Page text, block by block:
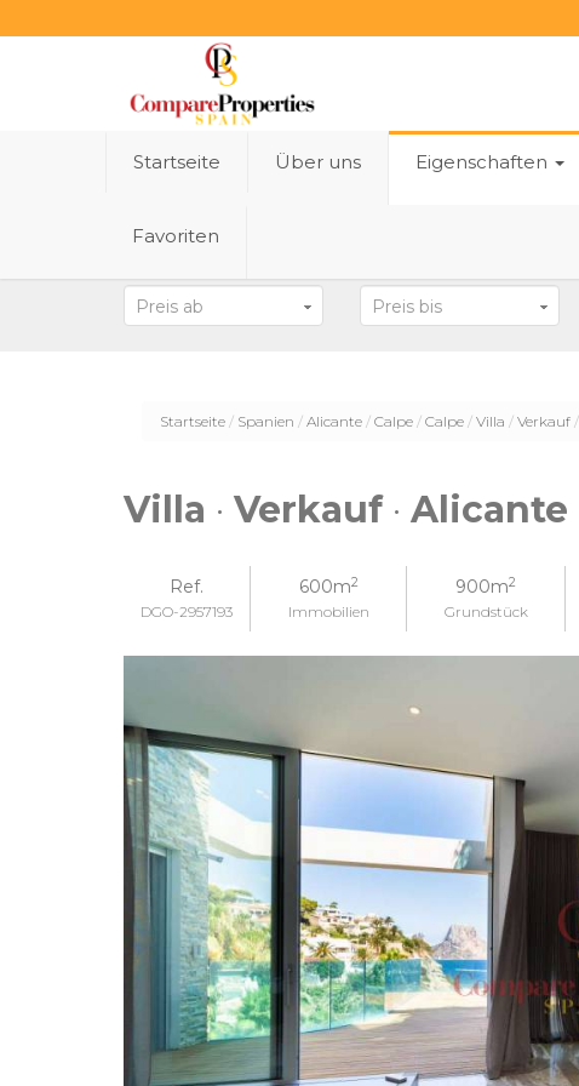
Startseite Über uns Eigenschaften
Favoriten
Bundesland
Preis ab Preis bis
Startseite Spanien Alicante Calpe Calpe Villa Verkauf
Villa · Verkauf· Alicante
Ref.
DGO-2957193
600m2
Immobilien
900m2
Grundstück